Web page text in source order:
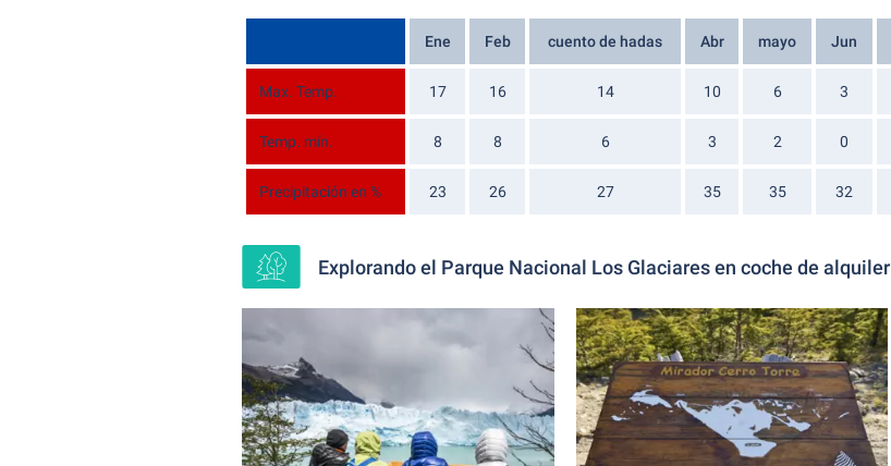
Ene Feb cuento de hadas Abr mayo Jun
Max. Temp. 17 16 14 10 6 3
Temp. mín. 8 8 6 3 2 0
Precipitación en % 23 26 27 35 35 32
Explorando el Parque Nacional Los Glaciares en coche de alquiler